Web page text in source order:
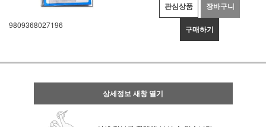
9809368027196
관심상품 장바구니
구매하기
상세정보 새창 열기